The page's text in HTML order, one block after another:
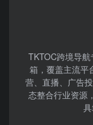
TKTOC跨境导
箱，覆盖主流平
营、直播、广告
态整合行业资源